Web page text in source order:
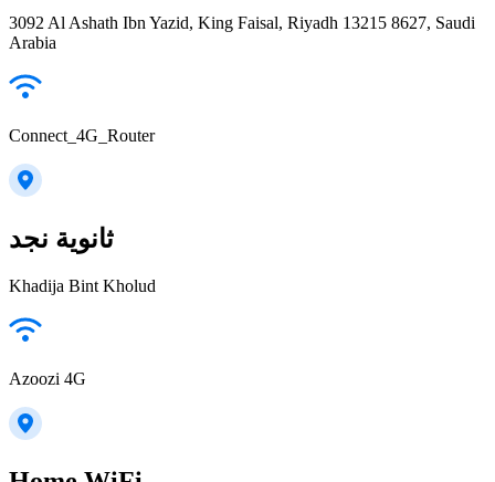
3092 Al Ashath Ibn Yazid, King Faisal, Riyadh 13215 8627, Saudi
Arabia
Connect_4G_Router
ثانوية نجد
Khadija Bint Kholud
Azoozi 4G